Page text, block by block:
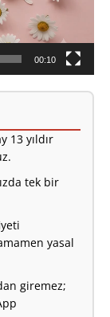
00:10
13 yıldır
tek bir
yasal
giremez;